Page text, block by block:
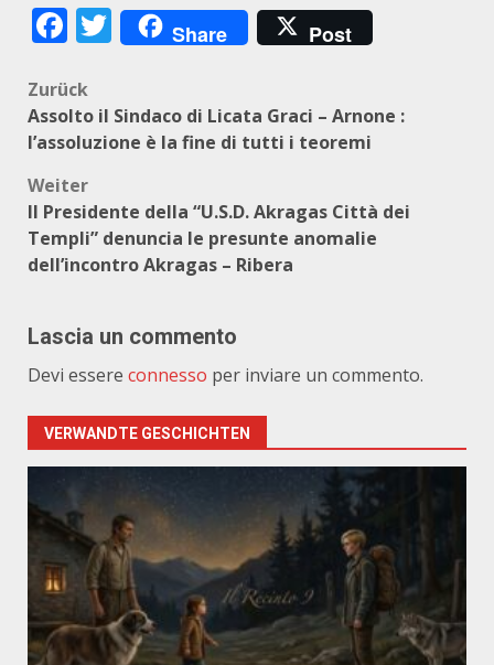
Facebook
Twitter
Share Post
Beitragsnavigation
Zurück
Assolto il Sindaco di Licata Graci – Arnone :
l’assoluzione è la fine di tutti i teoremi
Weiter
Il Presidente della “U.S.D. Akragas Città dei
Templi” denuncia le presunte anomalie
dell’incontro Akragas – Ribera
Lascia un commento
Devi essere connesso per inviare un commento.
VERWANDTE GESCHICHTEN